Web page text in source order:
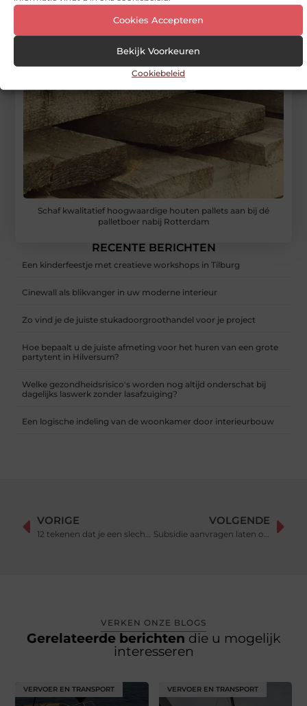
Cookies Accepteren
Bekijk Voorkeuren
Cookiebeleid
Schaf kwalitatief hoogwaardige houten pallets aan bij dé
palletboer nabij Rotterdam
RECENTE BERICHTEN
Een kinderfeestje met creatieve workshops in Tilburg
Cinewall als blikvanger in uw moderne interieur
Zo vind je de juiste stukadoorgroothandel voor je project
Hoe bepaalt u de juiste afmeting voor het huren van een grote
partytent in Hilversum?
Welke gezondheidsrisico's worden nog altijd onderschat bij
dagelijks laswerk zonder lasafzuiging?
Een logische indeling van de woonkamer door interieurbouw
VORIGE
12 tekenen dat je een slechte leider aan het worden bent
VOLGENDE
Subsidie aanvragen laten ontzorgen
VERKEN ONZE BLOGS
Gerelateerde berichten die u mogelijk
interesseren
VERVOER EN TRANSPORT VERVOER EN TRANSPORT